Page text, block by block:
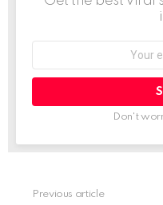
Don't
Previous article